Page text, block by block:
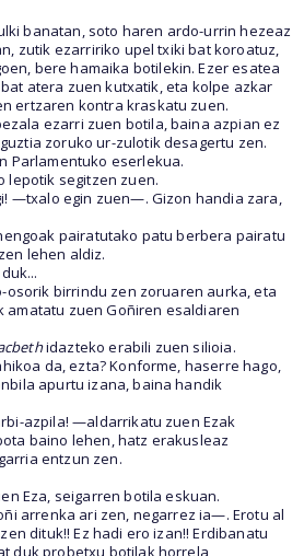
banatan, soto haren ardo-urrin hezeaz
zutik ezarririko upel txiki bat koroatuz,
bere hamaika botilekin. Ezer esatea
atera zuen kutxatik, eta kolpe azkar
ertzaren kontra kraskatu zuen.
ezarri zuen botila, baina azpian ez
zoruko ur-zulotik desagertu zen.
Parlamentuko eserlekua.
lepotik segitzen zuen.
—txalo egin zuen—. Gizon handia zara,
pairatutako patu berbera pairatu
lehen aldiz.
osorik birrindu zen zoruaren aurka, eta
zuen Goñiren esaldiaren
idazteko erabili zuen silioia.
da, ezta? Konforme, haserre hago,
apurtu izana, baina handik
azpila! —aldarrikatu zuen Ezak
baino lehen, hatz erakusleaz
entzun zen.
Eza, seigarren botila eskuan.
arrenka ari zen, negarrez ia—. Erotu al
dituk!! Ez hadi ero izan!! Erdibanatu
duk probetxu botilak horrela